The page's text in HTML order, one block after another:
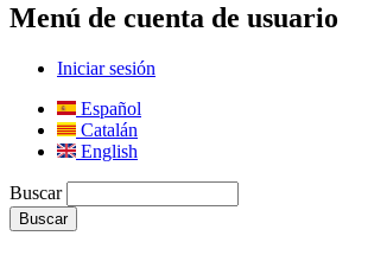
Menú de cuenta de usuario
Iniciar sesión
Español
Catalán
English
Buscar